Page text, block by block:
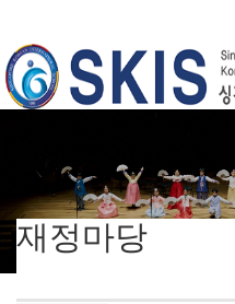
재정마당